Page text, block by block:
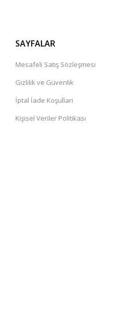
SAYFALAR
Mesafeli Satış Sözleşmesi
Gizlilik ve Güvenlik
İptal İade Koşullari
Kişisel Veriler Politikası